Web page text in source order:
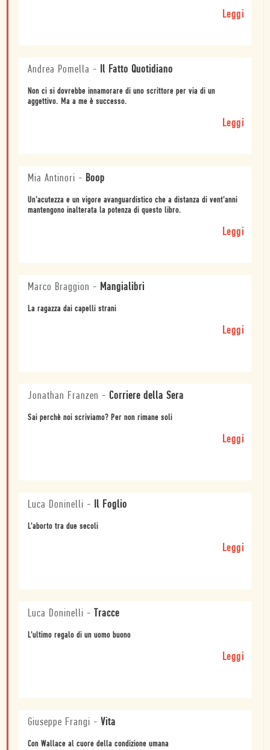
Leggi
Andrea Pomella - Il Fatto Quotidiano
Non ci si dovrebbe innamorare di uno scrittore per via di un
aggettivo. Ma a me è successo.
Leggi
Mia Antinori - Boop
Un'acutezza e un vigore avanguardistico che a distanza di vent'anni
mantengono inalterata la potenza di questo libro.
Leggi
Marco Braggion - Mangialibri
La ragazza dai capelli strani
Leggi
Jonathan Franzen - Corriere della Sera
Sai perchè noi scriviamo? Per non rimane soli
Leggi
Luca Doninelli - Il Foglio
L'aborto tra due secoli
Leggi
Luca Doninelli - Tracce
L'ultimo regalo di un uomo buono
Leggi
Giuseppe Frangi - Vita
Con Wallace al cuore della condizione umana